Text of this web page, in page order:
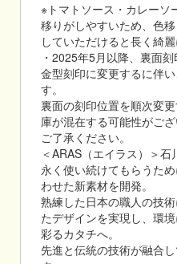
※トマトソース・カレーソ
移りがしやすいため、色
していただけると長く綺
・2025年5月以降、裏面
金型刻印に変更するに伴
す。
裏面の刻印位置を順次変
庫が混在する可能性がござ
ご了承ください。
＜ARAS（エイラス）＞石
永く使い続けてもらうた
わせた新素材を開発。
熟練した日本の職人の技
たデザインを実現し、環
彩るカタチへ。
先進と伝統の技術が融合